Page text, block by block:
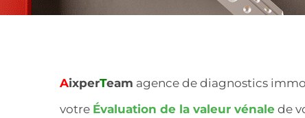
AixperTeam agence de diagnostics
votre Évaluation de la valeur vénale de